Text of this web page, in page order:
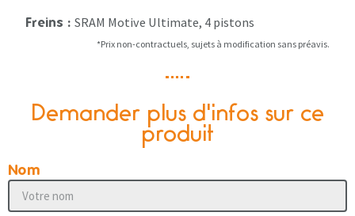
Freins : SRAM Motive Ultimate, 4 pistons
*Prix non-contractuels, sujets à modification sans préavis.
Demander plus d'infos sur ce
produit
Nom